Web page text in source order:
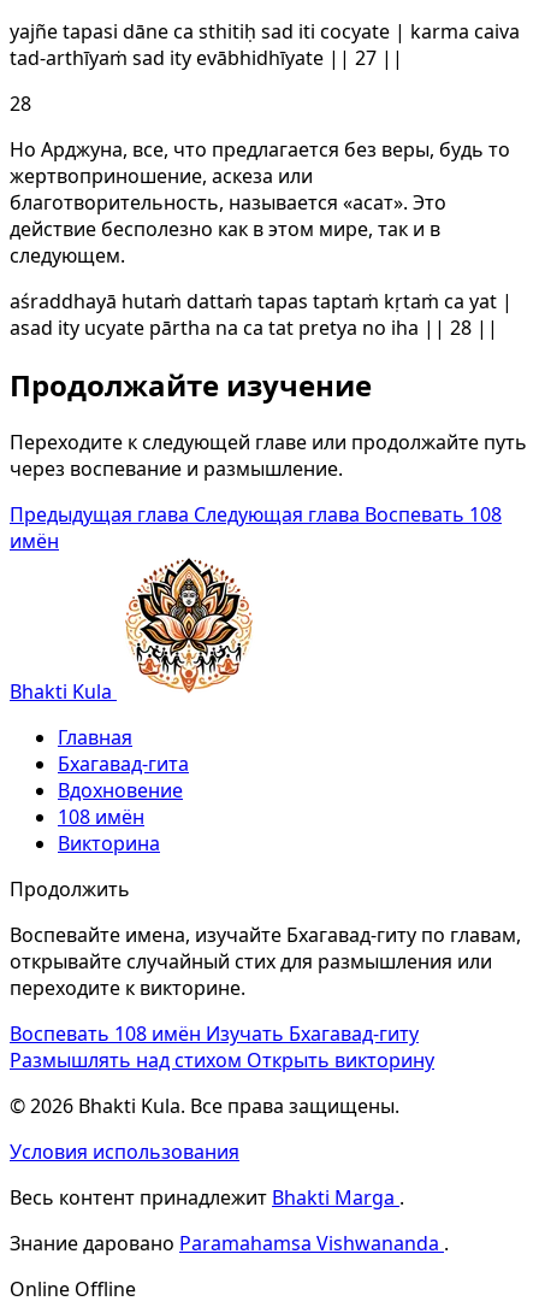
yajñe tapasi dāne ca sthitiḥ sad iti cocyate | karma caiva
tad-arthīyaṁ sad ity evābhidhīyate || 27 ||
28
Но Арджуна, все, что предлагается без веры, будь то
жертвоприношение, аскеза или
благотворительность, называется «асат». Это
действие бесполезно как в этом мире, так и в
следующем.
aśraddhayā hutaṁ dattaṁ tapas taptaṁ kṛtaṁ ca yat |
asad ity ucyate pārtha na ca tat pretya no iha || 28 ||
Продолжайте изучение
Переходите к следующей главе или продолжайте путь
через воспевание и размышление.
Предыдущая глава Следующая глава Воспевать 108
имён
Bhakti Kula
Главная
Бхагавад-гита
Вдохновение
108 имён
Викторина
Продолжить
Воспевайте имена, изучайте Бхагавад-гиту по главам,
открывайте случайный стих для размышления или
переходите к викторине.
Воспевать 108 имён Изучать Бхагавад-гиту
Размышлять над стихом Открыть викторину
© 2026 Bhakti Kula. Все права защищены.
Условия использования
Весь контент принадлежит Bhakti Marga .
Знание даровано Paramahamsa Vishwananda .
Online Offline